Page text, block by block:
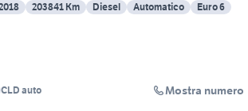
203841 Km Diesel Automatico Euro 6
CLD auto Mostra numero